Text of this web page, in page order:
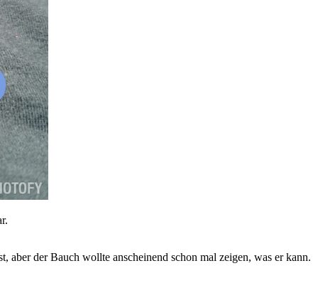
aber der Bauch wollte anscheinend schon mal zeigen, was er kann.